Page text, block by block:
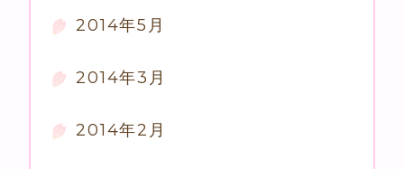
2014年5月
2014年3月
2014年2月